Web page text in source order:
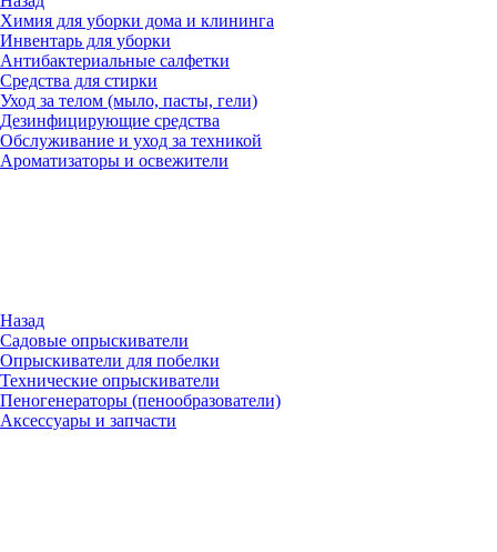
Химия для уборки дома и клининга
Инвентарь для уборки
Антибактериальные салфетки
Средства для стирки
Уход за телом (мыло, пасты, гели)
Дезинфицирующие средства
Обслуживание и уход за техникой
Ароматизаторы и освежители
Назад
Садовые опрыскиватели
Опрыскиватели для побелки
Технические опрыскиватели
Пеногенераторы (пенообразователи)
Аксессуары и запчасти